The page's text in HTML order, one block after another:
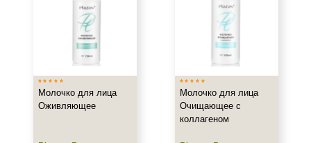
Испания
Россия
Показать еще
Молочко для лица
Оживляющее
Молочко для лица
Очищающее с
коллагеном